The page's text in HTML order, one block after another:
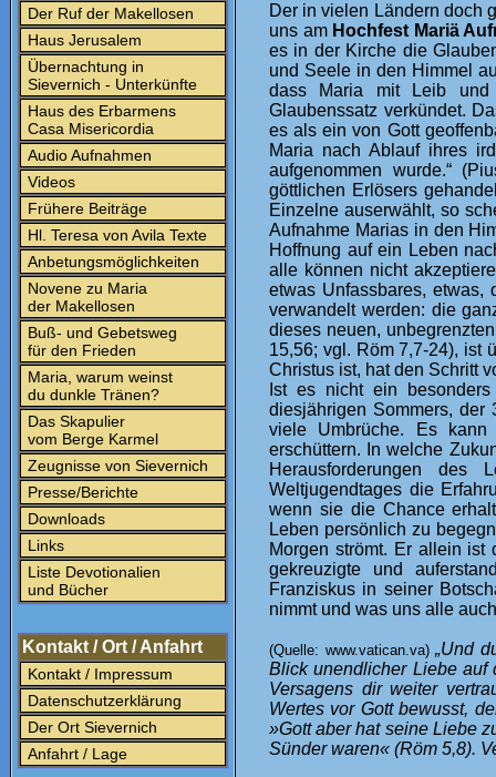
Der Ruf der Makellosen
Haus Jerusalem
Übernachtung in
Sievernich - Unterkünfte
Haus des Erbarmens
Casa Misericordia
Audio Aufnahmen
Videos
Frühere Beiträge
Hl. Teresa von Avila Texte
Anbetungsmöglichkeiten
Novene zu Maria
der Makellosen
Buß- und Gebetsweg
für den Frieden
Maria, warum weinst
du dunkle Tränen?
Das Skapulier
vom Berge Karmel
Zeugnisse von Sievernich
Presse/Berichte
Downloads
Links
Liste Devotionalien
und Bücher
Kontakt / Ort / Anfahrt
Kontakt / Impressum
Datenschutzerklärung
Der Ort Sievernich
Anfahrt / Lage
Der in vielen Ländern doch
uns am Hochfest Mariä
es in der Kirche die
und Seele in den Himmel
dass Maria mit Leib und
Glaubenssatz verkündet.
es als ein von Gott
Maria nach Ablauf ihres
aufgenommen wurde.“
göttlichen Erlösers
Einzelne auserwählt, so
Aufnahme Marias in den
Hoffnung auf ein Leben
alle können nicht
etwas Unfassbares,
verwandelt werden: die
dieses neuen,
15,56; vgl. Röm 7,7-24), ist
Christus ist, hat den Schritt
Ist es nicht ein
diesjährigen Sommers, der
viele Umbrüche. Es kann
erschüttern. In welche
Herausforderungen
Weltjugendtages die
wenn sie die Chance
Leben persönlich zu
Morgen strömt. Er allein
gekreuzigte und
Franziskus in seiner
nimmt und was uns alle
(Quelle: www.vatican.va) „Und
Blick unendlicher Liebe auf
Versagens dir weiter
Wertes vor Gott bewusst,
»Gott aber hat seine Liebe
Sünder waren« (Röm 5,8).